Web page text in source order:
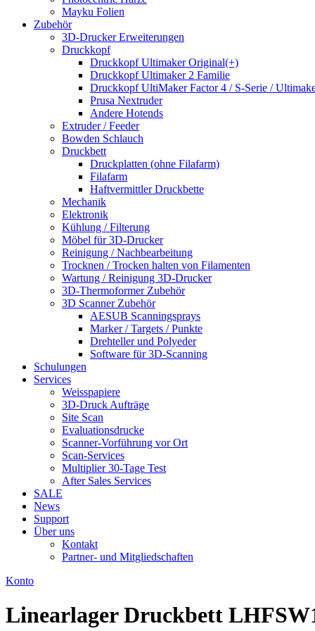
Mayku Folien
Zubehör
3D-Drucker Erweiterungen
Druckkopf
Druckkopf Ultimaker Original(+)
Druckkopf Ultimaker 2 Familie
Druckkopf UltiMaker Factor 4 / S-Serie /
Prusa Nextruder
Andere Hotends
Extruder / Feeder
Bowden Schlauch
Druckbett
Druckplatten (ohne Filafarm)
Filafarm
Haftvermittler Druckbette
Mechanik
Elektronik
Kühlung / Filterung
Möbel für 3D-Drucker
Reinigung / Nachbearbeitung
Trocknen / Trocken halten von Filamenten
Wartung / Reinigung 3D-Drucker
3D-Thermoformer Zubehör
3D Scanner Zubehör
AESUB Scanningsprays
Marker / Targets / Punkte
Drehteller und Polyeder
Software für 3D-Scanning
Schulungen
Services
Weisspapiere
3D-Druck Aufträge
Site Scan
Evaluationsdrucke
Scanner-Vorführung vor Ort
Scan-Services
Multiplier 30-Tage Test
After Sales Services
SALE
News
Support
Über uns
Kontakt
Partner- und Mitgliedschaften
Konto
Linearlager Druckbett